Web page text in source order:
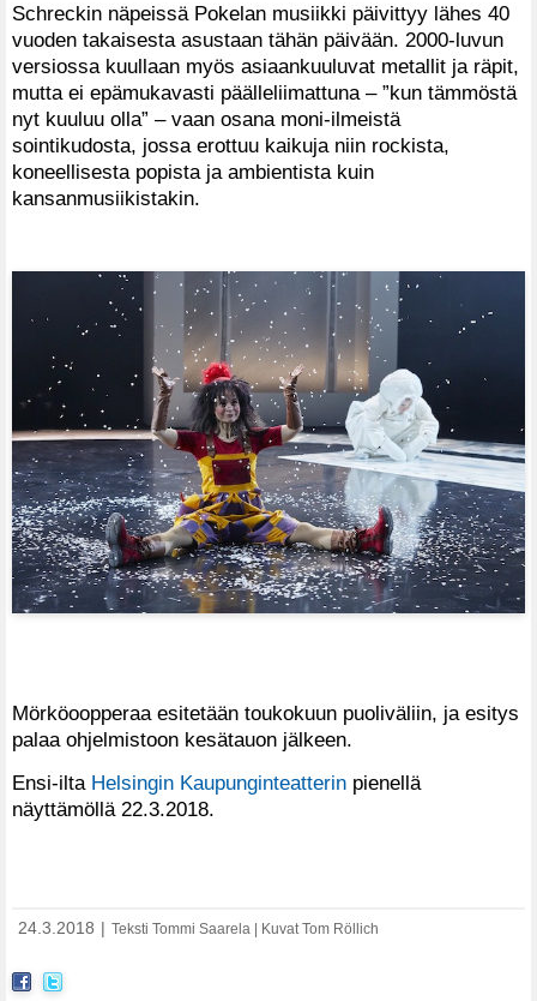
Schreckin näpeissä Pokelan musiikki päivittyy lähes 40
vuoden takaisesta asustaan tähän päivään. 2000-luvun
versiossa kuullaan myös asiaankuuluvat metallit ja räpit,
mutta ei epämukavasti päälleliimattuna – ”kun tämmöstä
nyt kuuluu olla” – vaan osana moni-ilmeistä
sointikudosta, jossa erottuu kaikuja niin rockista,
koneellisesta popista ja ambientista kuin
kansanmusiikistakin.
Mörköoopperaa esitetään toukokuun puoliväliin, ja esitys
palaa ohjelmistoon kesätauon jälkeen.
Ensi-ilta Helsingin Kaupunginteatterin pienellä
näyttämöllä 22.3.2018.
24.3.2018 Teksti Tommi Saarela | Kuvat Tom Röllich